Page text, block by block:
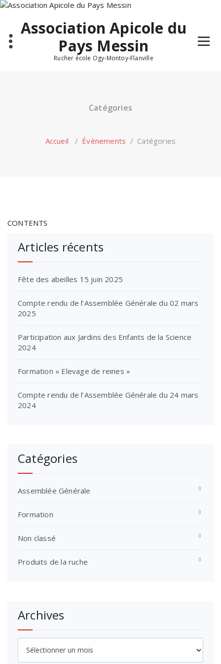
Skip
contentAssociation Apicole du
Pays Messin
Rucher école Ogy-Montoy-Flanville
Catégories
Accueil / Évènements / Catégories
CONTENTS
Articles récents
Fête des abeilles 15 juin 2025
Compte rendu de l’Assemblée Générale du 02 mars
2025
Participation aux Jardins des Enfants de la Science
2024
Formation « Elevage de reines »
Compte rendu de l’Assemblée Générale du 24 mars
2024
Catégories
Assemblée Générale
Formation
Non classé
Produits de la ruche
Archives
Archives